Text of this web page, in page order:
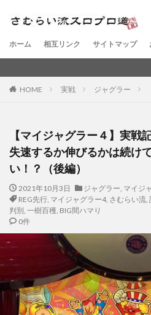
ホーム 相互リンク サイトマップ
HOME 実戦 ジャグラー
【マイジャグラー４】実戦
失速するか伸びるかは続け
い！？（後編）
2021年10月3日 ジャグラー, マイジ
REG先行, マイジャグラー4, さむらい流,
判別, 一樹百穫, BIG間ハマり
0件